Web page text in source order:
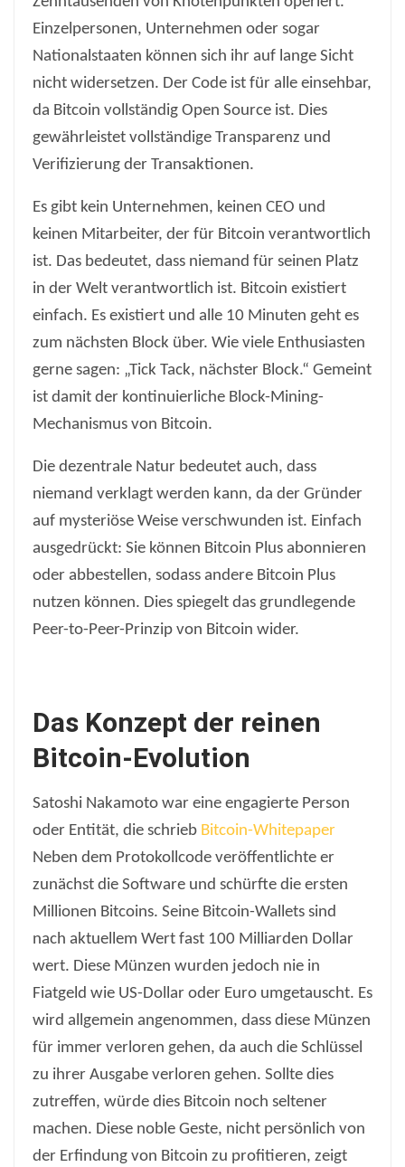
Einzelpersonen, Unternehmen oder sogar
Nationalstaaten können sich ihr auf lange Sicht
nicht widersetzen. Der Code ist für alle einsehbar,
da Bitcoin vollständig Open Source ist. Dies
gewährleistet vollständige Transparenz und
Verifizierung der Transaktionen.
Es gibt kein Unternehmen, keinen CEO und
keinen Mitarbeiter, der für Bitcoin verantwortlich
ist. Das bedeutet, dass niemand für seinen Platz
in der Welt verantwortlich ist. Bitcoin existiert
einfach. Es existiert und alle 10 Minuten geht es
zum nächsten Block über. Wie viele Enthusiasten
gerne sagen: „Tick Tack, nächster Block.“ Gemeint
ist damit der kontinuierliche Block-Mining-
Mechanismus von Bitcoin.
Die dezentrale Natur bedeutet auch, dass
niemand verklagt werden kann, da der Gründer
auf mysteriöse Weise verschwunden ist. Einfach
ausgedrückt: Sie können Bitcoin Plus abonnieren
oder abbestellen, sodass andere Bitcoin Plus
nutzen können. Dies spiegelt das grundlegende
Peer-to-Peer-Prinzip von Bitcoin wider.
Das Konzept der reinen
Bitcoin-Evolution
Satoshi Nakamoto war eine engagierte Person
oder Entität, die schrieb Bitcoin-Whitepaper
Neben dem Protokollcode veröffentlichte er
zunächst die Software und schürfte die ersten
Millionen Bitcoins. Seine Bitcoin-Wallets sind
nach aktuellem Wert fast 100 Milliarden Dollar
wert. Diese Münzen wurden jedoch nie in
Fiatgeld wie US-Dollar oder Euro umgetauscht. Es
wird allgemein angenommen, dass diese Münzen
für immer verloren gehen, da auch die Schlüssel
zu ihrer Ausgabe verloren gehen. Sollte dies
zutreffen, würde dies Bitcoin noch seltener
machen. Diese noble Geste, nicht persönlich von
der Erfindung von Bitcoin zu profitieren, zeigt